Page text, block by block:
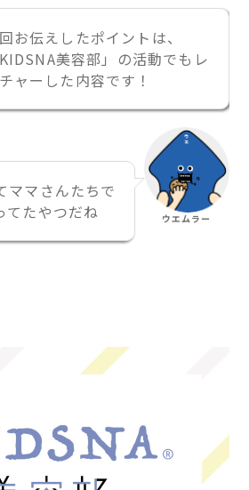
お伝えしたポイントは、
KIDSNA美容部」の活動でもレ
ャーした内容です！
ママさんたちで
てたやつだね
ウエムラー